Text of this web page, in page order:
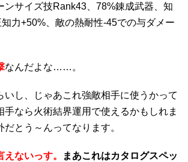
サイズ技Rank43、78%錬成武器、知
力+50%、敵の熱耐性-45での与ダメー
なんだよな……。
いし、じゃあこれ強敵相手に使うかって
手なら火術結界運用で使えるかもしれま
とう～んってなります。
ないっす。
まあこれはカタログスペッ